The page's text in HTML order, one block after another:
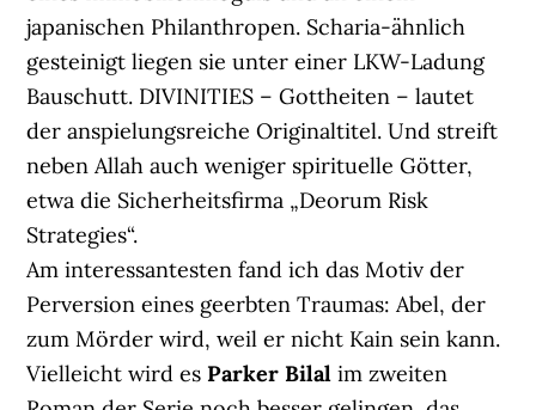
japanischen Philanthropen. Scharia-ähnlich
gesteinigt liegen sie unter einer LKW-Ladung
Bauschutt. DIVINITIES – Gottheiten – lautet
der anspielungsreiche Originaltitel. Und streift
neben Allah auch weniger spirituelle Götter,
etwa die Sicherheitsfirma „Deorum Risk
Strategies“.
Am interessantesten fand ich das Motiv der
Perversion eines geerbten Traumas: Abel, der
zum Mörder wird, weil er nicht Kain sein kann.
Vielleicht wird esParker Bilal im zweiten